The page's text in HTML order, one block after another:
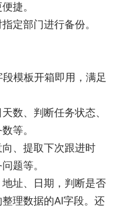
调用企业微信原生
提供更优质的体验。
业管理员和成员可快
务中各种场景。
口，通过安全调
业多样化需求。
分享能力，企业内
验，共同进步。
捷。
部门进行备份。
模板开箱即用，满足
、判断任务状态、
等。
、提取下次跟进时
题等。
址、日期，判断是否
理数据的AI字段。还